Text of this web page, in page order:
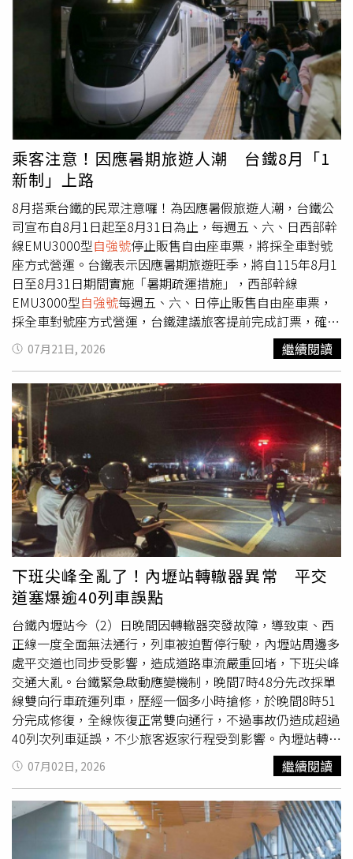
被逮須補票172元。（圖／示意圖、報系資料照）依據台鐵
規定，搭乘普悠瑪、太魯閣、3000型自強號的對號車種，
禁用悠遊卡、TPASS等電子票證，若補票應加收50％票價；
該名女乘客在去年6月23日台鐵漲價前的兩次逃票須各補35
元，漲價後兩次逃票須各補51元，四次逃票合計172元。女
乘客4度逃票卻反告黃先生涉犯《跟蹤騷擾防制法》第18條
第1項：「實行跟蹤騷擾行為者，處一年以下有期徒刑、拘
役或科或併科新臺幣十萬元以下罰金。」以及《性騷擾防治
法》第25條第1項：「意圖性騷擾，乘人不及抗拒而為親
吻、擁抱或觸摸其臀部、胸部或其他身體隱私處之行為者，
處二年以下有期徒刑」。檢察官審視本案事證，女乘客控訴
的前五次騷擾都沒有監視畫面；所謂第四次「騷擾」，黃先
生有不在場證明，第五次「騷擾」，黃先生的密錄器畫面可
證明並未性騷或跟騷，第六次「騷擾」有監視器拍下黃先生
未跟蹤女乘客，也沒有任何肢體碰觸。。檢方指出，黃先生
碰都沒碰到女乘客，也沒有尾隨或意圖使人恐懼的行為，本
案對被告不利的積極證據並不充足，不能只憑告訴人單方面
指訴就認定有罪，因此不起訴處分。本刊透過管道想了解逃
票女乘客對於提告性騷不起訴有何看法，但截稿前尚無回
應。
金。未成年遺屬請領期限延後起算：未成年遺屬請領退休金
的10年時效，改為自成年日起開始計算，保障請領權益。擴
大退休金債權保障：將勞工遺屬及指定請領人納入「退休金
權益不得讓與、抵銷或扣押」的保障範圍，避免退休金權益
受影響。新舊負責人連帶清償責任：若事業單位積欠退休金
期間更換負責人，新、舊負責人皆須連帶負擔清償責任，強
化勞工退休金保障。●「青安3.0」新增3項限制 預估近16
萬人受惠行政院拍板推出「青安3.0」方案，自8月1日起正
式上路，新制新增年齡、所得及房屋總價等3項申貸限制，
盼讓資源更聚焦於符合資格的首購族。政府指出，依據青安
2.0申貸資料推估，未來約有近16萬人符合新制資格。至於
新增家庭年所得200萬元的排富門檻，則是參考主計總處
113年家庭收支調查結果訂定。●學貸利率降至0.775％
政府補貼1％利息教育部推出新版就學貸款措施，自115學
年度起，畢業後開始還款的學生，學貸利率將由原本
1.775％調降至0.775％，差額1％由政府全額補貼，同時延
長還款寬限期，協助減輕青年還款壓力。●台鐵暑期疏運調
整 EMU3000周末停售自由座配合暑期疏運，台鐵自8月1
日至31日，每逢週五、週六及週日，西部幹線EMU3000型
新自強號全面停售自由座車票，改採全車對號座方式營運。
另外，台鐵也首度推出常態性大學生優惠，自8月17日起正
式實施，搭乘50公里以上對號列車可享最低5折優惠，相關
車票已於7月20日開放預訂。●桃園機場科技執法上路 占
位最高罰2.5萬元桃園機場8月起同步實施兩項新措施。若民
眾違規占用公共空間，經勸導仍未改善，將依《民用航空
法》開罰5000元至2萬5000元，情節重大者還可要求離開機
場。此外，第一、第二航廈指定會面點正式啟用科技執法，
車輛停留超過3分鐘即會自動蒐證，依法可處600元至1200
元罰鍰。●北市擴大禁菸範圍 中山、迪化街商圈全面禁菸
台北市衛生局宣布，自8月1日起擴大禁菸區範圍，新增迪化
街商圈及心中山線形公園周邊商圈，民眾須至指定吸菸區吸
菸，若區域未設吸菸區則全面禁止吸菸。依《菸害防制法》
規定，違規吸菸者可處2000元以上、1萬元以下罰鍰。●建
築光電新制上路 1000平方公尺以上建物納管內政部表
示，配合能源轉型及淨零碳排政策，自8月1日起實施建築太
陽光電新制，建築面積1000平方公尺以上的新建、增建及
改建建築物，都須依規定設置太陽光電設備。依新規定，每
20平方公尺建築面積須設置1瓩太陽光電設備。內政部預
估，每年可新增約66萬瓩裝置容量，相當於約20萬戶家庭
用電需求，同時提升建築能源自主與都市韌性。
乘客注意！因應暑期旅遊人潮 台鐵8月「1
新制」上路
8月搭乘台鐵的民眾注意囉！為因應暑假旅遊人潮，台鐵公
司宣布自8月1日起至8月31日為止，每週五、六、日西部幹
線EMU3000型自強號停止販售自由座車票，將採全車對號
座方式營運。台鐵表示因應暑期旅遊旺季，將自115年8月1
日至8月31日期間實施「暑期疏運措施」，西部幹線
EMU3000型自強號每週五、六、日停止販售自由座車票，
採全車對號座方式營運，台鐵建議旅客提前完成訂票，確保
順利搭乘。不過為兼顧臨時搭車需求，台鐵提到乘車當天將
於各車站售票窗口及自動售票機限量發售200張無座票，除
第6車騰雲座艙外，其餘車廂皆可搭乘。台鐵提醒由於暑假
期間旅運需求較高，建議民眾提早規劃行程、提前訂票。
07月21日, 2026 繼續閱讀
下班尖峰全亂了！內壢站轉轍器異常 平交
道塞爆逾40列車誤點
台鐵內壢站今（2）日晚間因轉轍器突發故障，導致東、西
正線一度全面無法通行，列車被迫暫停行駛，內壢站周邊多
處平交道也同步受影響，造成道路車流嚴重回堵，下班尖峰
交通大亂。台鐵緊急啟動應變機制，晚間7時48分先改採單
線雙向行車疏運列車，歷經一個多小時搶修，於晚間8時51
分完成修復，全線恢復正常雙向通行，不過事故仍造成超過
40列次列車延誤，不少旅客返家行程受到影響。內壢站轉轍
器異常造成列車暫停行駛，台鐵維修人員趕赴現場搶修，晚
間8時51分恢復正常雙向通行。（圖／鐵路警察提供）根據
台鐵、鐵路警察局及鐵道資訊平台資料，事故約發生於晚間
7時20分許，至晚間7時29分確認為內壢站轉轍器異常，造
成東、西正線雙向行車受阻，列車無法正常進出車站，興仁
路平交道及周邊平交道也因列車停滯而長時間無法正常放
07月02日, 2026 繼續閱讀